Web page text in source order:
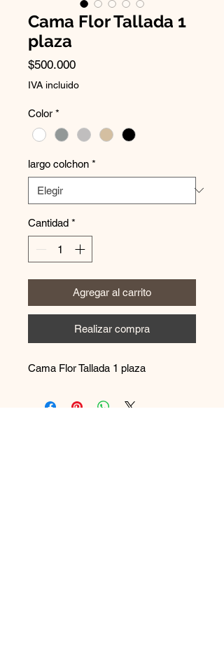
Cama Flor Tallada 1
plaza
$500.000Precio
IVA incluido
Color *
largo colchon *
Cantidad *
Agregar al carrito
Realizar compra
Cama Flor Tallada 1 plaza